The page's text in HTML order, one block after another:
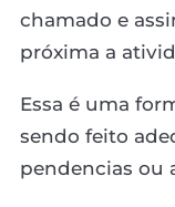
chamado e
próxima a
Essa é uma
sendo feito
pendencias ou